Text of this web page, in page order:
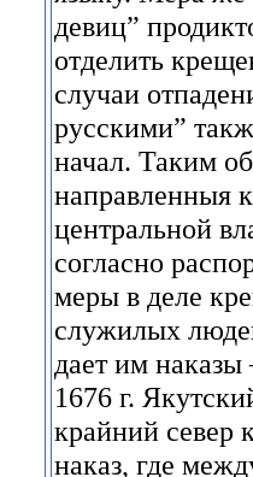
девиц”
отделить
случаи
русскими”
начал. Таким
направленныя
центральной
согласно
меры в деле
служилых
дает им
1676 г.
крайний север
наказ, где